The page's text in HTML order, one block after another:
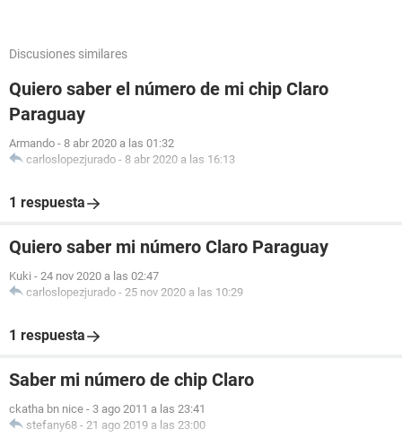
Discusiones similares
Quiero saber el número de mi chip Claro
Paraguay
Armando - 8 abr 2020 a las 01:32
carloslopezjurado - 8 abr 2020 a las 16:13
1 respuesta
Quiero saber mi número Claro Paraguay
Kuki - 24 nov 2020 a las 02:47
carloslopezjurado - 25 nov 2020 a las 10:29
1 respuesta
Saber mi número de chip Claro
ckatha bn nice - 3 ago 2011 a las 23:41
stefany68 - 21 ago 2019 a las 23:00